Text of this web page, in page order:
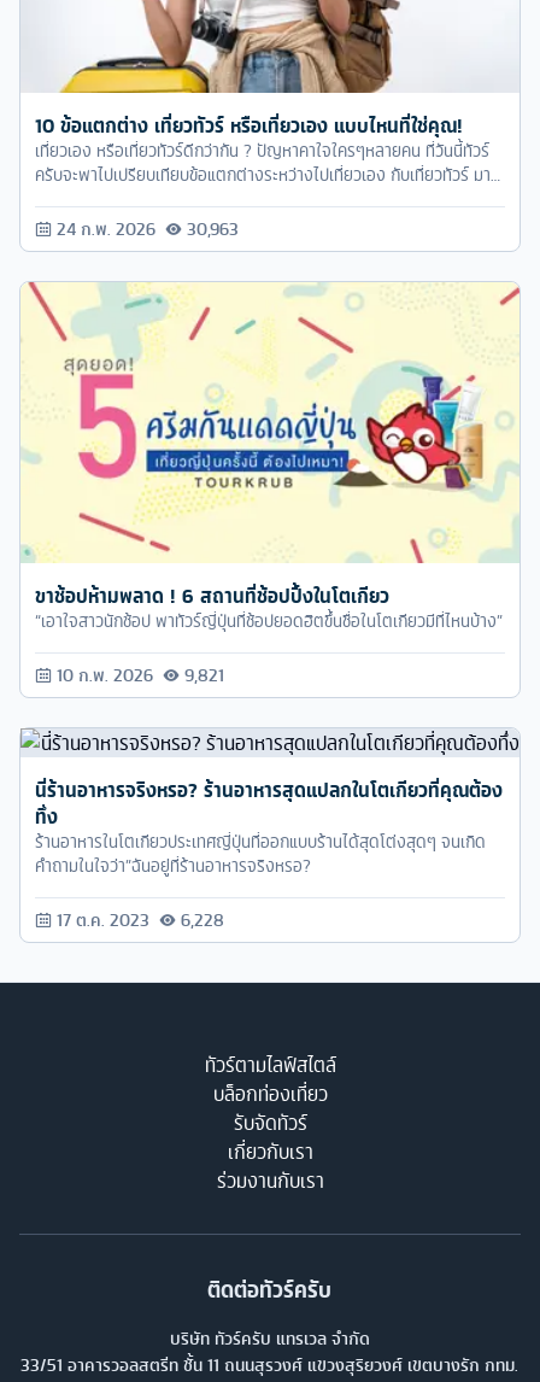
10 ข้อแตกต่าง เที่ยวทัวร์ หรือเที่ยวเอง แบบไหนที่ใช่คุณ!
เที่ยวเอง หรือเที่ยวทัวร์ดีกว่ากัน ? ปัญหาคาใจใครๆหลายคน ที่วันนี้ทัวร์
ครับจะพาไปเปรียบเทียบข้อแตกต่างระหว่างไปเที่ยวเอง กับเที่ยวทัวร์ มาดู
24 ก.พ. 2026 30,963
ขาช้อปห้ามพลาด ! 6 สถานที่ช้อปปิ้งในโตเกียว
“เอาใจสาวนักช้อป พาทัวร์ญี่ปุ่นที่ช้อปยอดฮิตขึ้นชื่อในโตเกียวมีที่ไหนบ้าง”
10 ก.พ. 2026 9,821
นี่ร้านอาหารจริงหรอ? ร้านอาหารสุดแปลกในโตเกียวที่คุณต้อง
ทึ่ง
ร้านอาหารในโตเกียวประเทศญี่ปุ่นที่ออกแบบร้านได้สุดโต่งสุดๆ จนเกิด
คำถามในใจว่า”ฉันอยู่ที่ร้านอาหารจริงหรอ?
17 ต.ค. 2023 6,228
ทัวร์ตามไลฟ์สไตล์
บล็อกท่องเที่ยว
รับจัดทัวร์
เกี่ยวกับเรา
ร่วมงานกับเรา
ติดต่อทัวร์ครับ
บริษัท ทัวร์ครับ แทรเวล จำกัด
33/51 อาคารวอลสตรีท ชั้น 11 ถนนสุรวงศ์ แขวงสุริยวงศ์ เขตบางรัก กทม.